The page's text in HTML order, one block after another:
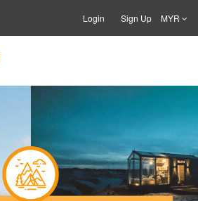
Login Sign Up MYR